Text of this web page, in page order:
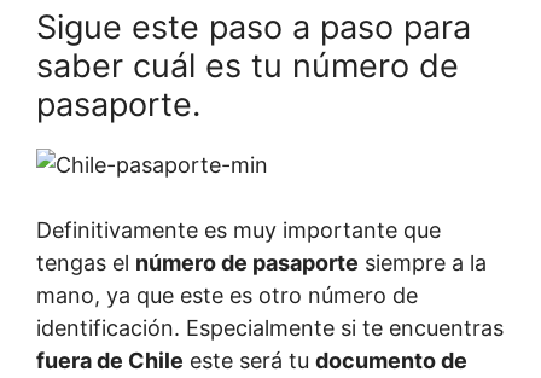
Sigue este paso a paso para
saber cuál es tu número de
pasaporte.
Definitivamente es muy importante que
tengas el número de pasaporte siempre a la
mano, ya que este es otro número de
identificación. Especialmente si te encuentras
fuera de Chile este será tu documento de